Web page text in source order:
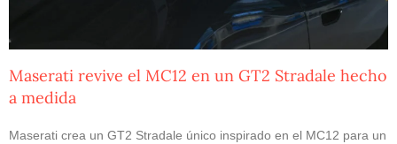
Maserati revive el MC12 en un GT2 Stradale hecho
a medida
Maserati crea un GT2 Stradale único inspirado en el MC12 para un